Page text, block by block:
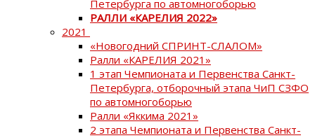
Петербурга по автомногоборью
РАЛЛИ «КАРЕЛИЯ 2022»
2021
«Новогодний СПРИНТ-СЛАЛОМ»
Ралли «КАРЕЛИЯ 2021»
1 этап Чемпионата и Первенства Санкт-
Петербурга, отборочный этапа ЧиП СЗФО
по автомногоборью
Ралли «Яккима 2021»
2 этапа Чемпионата и Первенства Санкт-